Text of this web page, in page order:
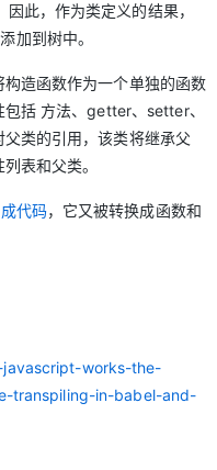
此，作为类定义的结果，
加到树中。
造函数作为一个单独的函数
括 方法、getter、setter、
类的引用，该类将继承父
表和父类。
代码，它又被转换成函数和
works-the-
transpiling-in-babel-and-